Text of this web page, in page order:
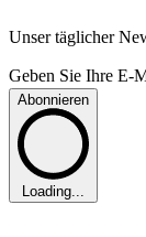
Unser täglicher
Geben Sie Ihre E-
Abonnieren
Loading...